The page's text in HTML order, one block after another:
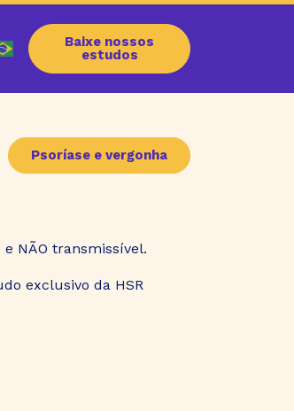
Baixe nossos
estudos
Psoríase e vergonha
NÃO transmissível.
exclusivo da HSR